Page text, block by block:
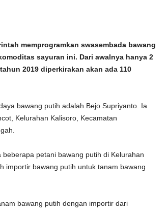
memprogramkan swasembada bawang
sayuran ini. Dari awalnya hanya 2
2019 diperkirakan akan ada 110
bawang putih adalah Bejo Supriyanto. Ia
Kelurahan Kalisoro, Kecamatan
petani bawang putih di Kelurahan
importir bawang putih untuk tanam bawang
bawang putih dengan importir dari